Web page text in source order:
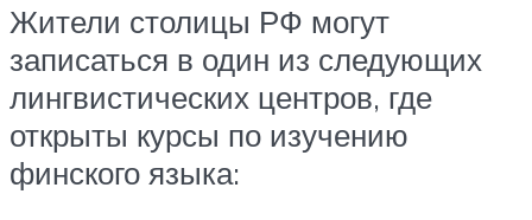
Жители столицы РФ могут
записаться в один из следующих
лингвистических центров, где
открыты курсы по изучению
финского языка: